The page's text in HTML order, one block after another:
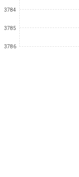
3784
3785
3786